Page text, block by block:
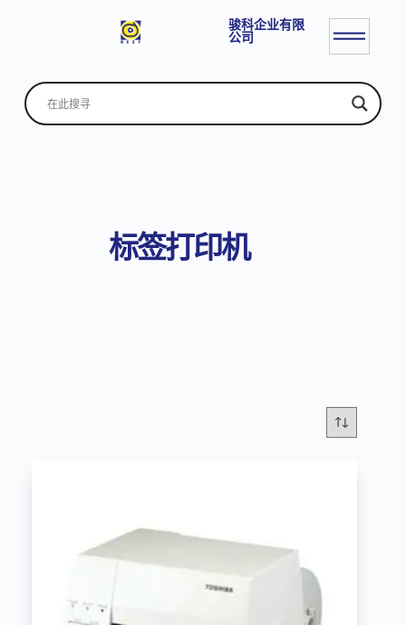
骏科企业有限
公司
标签打印机